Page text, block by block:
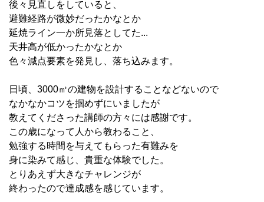
後々見直しをしていると、
避難経路が微妙だったかなとか
延焼ライン一か所見落としてた...
天井高が低かったかなとか
色々減点要素を発見し、落ち込みます。
日頃、3000㎡の建物を設計することなどないので
なかなかコツを掴めずにいましたが
教えてくださった講師の方々には感謝です。
この歳になって人から教わること、
勉強する時間を与えてもらった有難みを
身に染みて感じ、貴重な体験でした。
とりあえず大きなチャレンジが
終わったので達成感を感じています。